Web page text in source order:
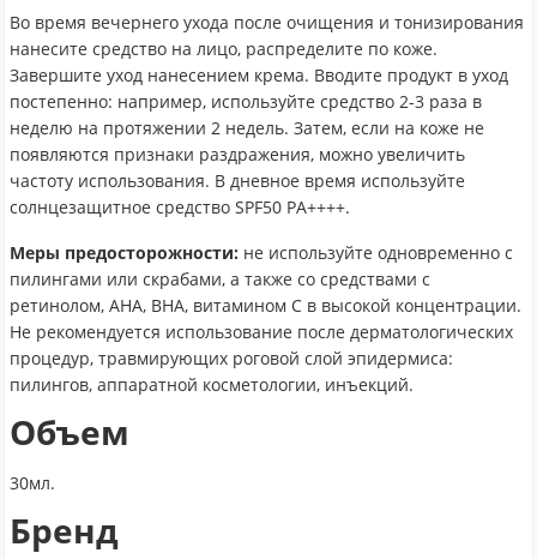
Во время вечернего ухода после очищения и тонизирования
нанесите средство на лицо, распределите по коже.
Завершите уход нанесением крема. Вводите продукт в уход
постепенно: например, используйте средство 2-3 раза в
неделю на протяжении 2 недель. Затем, если на коже не
появляются признаки раздражения, можно увеличить
частоту использования. В дневное время используйте
солнцезащитное средство SPF50 PA++++.
Меры предосторожности: не используйте одновременно с
пилингами или скрабами, а также со средствами с
ретинолом, AHA, BHA, витамином C в высокой концентрации.
Не рекомендуется использование после дерматологических
процедур, травмирующих роговой слой эпидермиса:
пилингов, аппаратной косметологии, инъекций.
Объем
30мл.
Бренд